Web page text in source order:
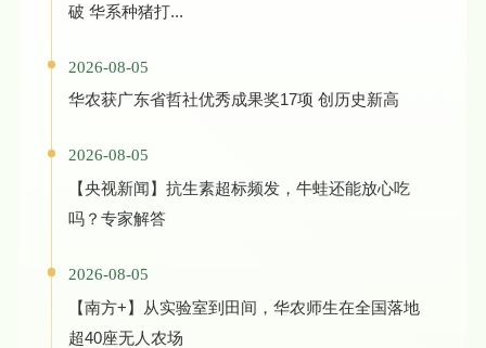
破 华系种猪打...
2026-08-05
华农获广东省哲社优秀成果奖17项 创历史新高
2026-08-05
【央视新闻】抗生素超标频发，牛蛙还能放心吃
吗？专家解答
2026-08-05
【南方+】从实验室到田间，华农师生在全国落地
超40座无人农场